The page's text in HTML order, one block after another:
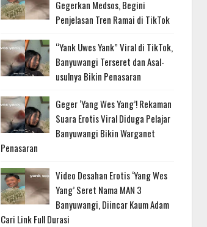
Gegerkan Medsos, Begini
Penjelasan Tren Ramai di TikTok
“Yank Uwes Yank” Viral di TikTok,
Banyuwangi Terseret dan Asal-
usulnya Bikin Penasaran
Geger ‘Yang Wes Yang’! Rekaman
Suara Erotis Viral Diduga Pelajar
Banyuwangi Bikin Warganet
Penasaran
Video Desahan Erotis ‘Yang Wes
Yang’ Seret Nama MAN 3
Banyuwangi, Diincar Kaum Adam
Cari Link Full Durasi